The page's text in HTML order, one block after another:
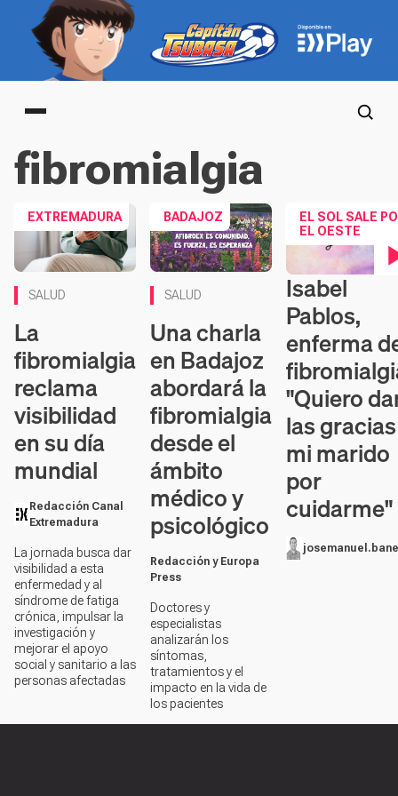
Main menu
fibromialgia
EXTREMADURA
SALUD
La
fibromialgia
reclama
visibilidad
en su día
mundial
Redacción Canal
Extremadura
La jornada busca dar
visibilidad a esta
enfermedad y al
síndrome de fatiga
crónica, impulsar la
investigación y
mejorar el apoyo
social y sanitario a las
personas afectadas
BADAJOZ
SALUD
Una charla
en Badajoz
abordará la
fibromialgia
desde el
ámbito
médico y
psicológico
Redacción y Europa
Press
Doctores y
especialistas
analizarán los
síntomas,
tratamientos y el
impacto en la vida de
los pacientes
EL SOL SALE
EL OESTE
Contenido en
Isabel
Pablos,
enferma
"Quiero
las
mi marido
por
cuidarme"